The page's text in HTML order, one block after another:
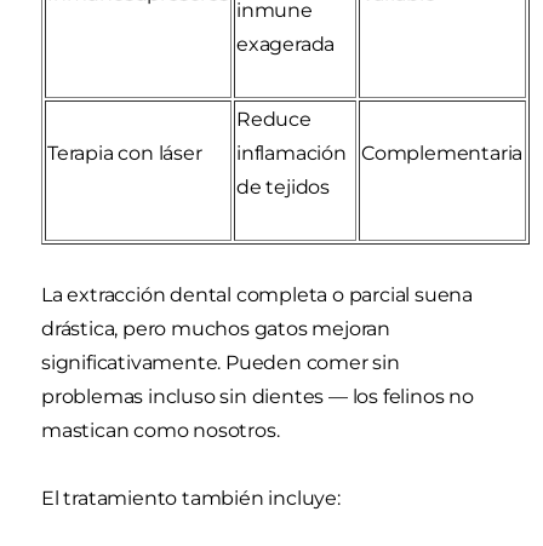
inmune
exagerada
Terapia con láser
Reduce
inflamación
de tejidos
Complementaria
La extracción dental completa o parcial suena
drástica, pero muchos gatos mejoran
significativamente. Pueden comer sin
problemas incluso sin dientes — los felinos no
mastican como nosotros.
El tratamiento también incluye: